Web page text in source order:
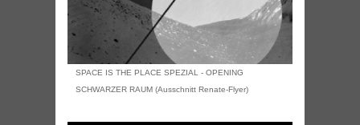
SPACE IS THE PLACE SPEZIAL - OPENING
SCHWARZER RAUM (Ausschnitt Renate-Flyer)